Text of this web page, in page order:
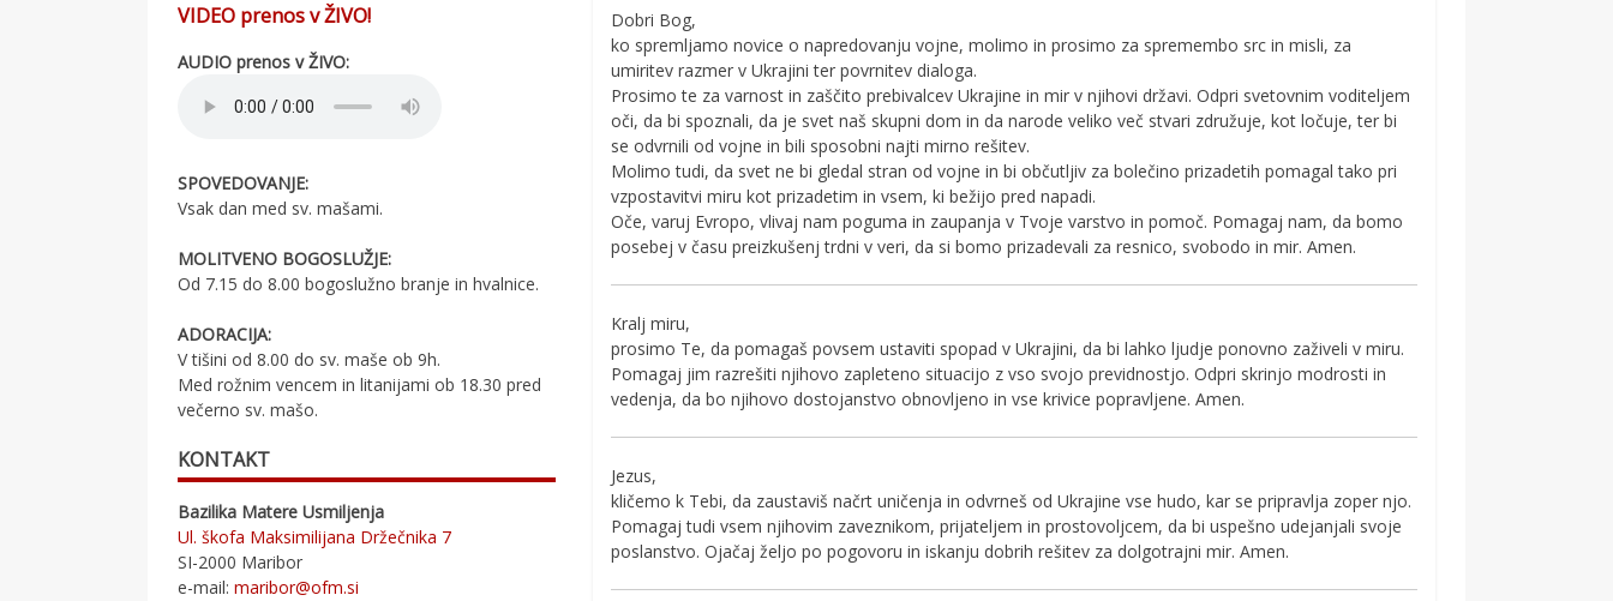
Dobri Bog,
ko spremljamo novice o napredovanju vojne, molimo in prosimo za spremembo src in misli, za
umiritev razmer v Ukrajini ter povrnitev dialoga.
Prosimo te za varnost in zaščito prebivalcev Ukrajine in mir v njihovi državi. Odpri svetovnim voditeljem
oči, da bi spoznali, da je svet naš skupni dom in da narode veliko več stvari združuje, kot ločuje, ter bi
se odvrnili od vojne in bili sposobni najti mirno rešitev.
Molimo tudi, da svet ne bi gledal stran od vojne in bi občutljiv za bolečino prizadetih pomagal tako pri
vzpostavitvi miru kot prizadetim in vsem, ki bežijo pred napadi.
Oče, varuj Evropo, vlivaj nam poguma in zaupanja v Tvoje varstvo in pomoč. Pomagaj nam, da bomo
posebej v času preizkušenj trdni v veri, da si bomo prizadevali za resnico, svobodo in mir. Amen.
Kralj miru,
prosimo Te, da pomagaš povsem ustaviti spopad v Ukrajini, da bi lahko ljudje ponovno zaživeli v miru.
Pomagaj jim razrešiti njihovo zapleteno situacijo z vso svojo previdnostjo. Odpri skrinjo modrosti in
vedenja, da bo njihovo dostojanstvo obnovljeno in vse krivice popravljene. Amen.
Jezus,
kličemo k Tebi, da zaustaviš načrt uničenja in odvrneš od Ukrajine vse hudo, kar se pripravlja zoper njo.
Pomagaj tudi vsem njihovim zaveznikom, prijateljem in prostovoljcem, da bi uspešno udejanjali svoje
poslanstvo. Ojačaj željo po pogovoru in iskanju dobrih rešitev za dolgotrajni mir. Amen.
VIDEO prenos v ŽIVO!
AUDIO prenos v ŽIVO:
SPOVEDOVANJE:
Vsak dan med sv. mašami.
MOLITVENO BOGOSLUŽJE:
Od 7.15 do 8.00 bogoslužno branje in hvalnice.
ADORACIJA:
V tišini od 8.00 do sv. maše ob 9h.
Med rožnim vencem in litanijami ob 18.30 pred
večerno sv. mašo.
KONTAKT
Bazilika Matere Usmiljenja
Ul. škofa Maksimilijana Držečnika 7
SI-2000 Maribor
e-mail:maribor@ofm.si